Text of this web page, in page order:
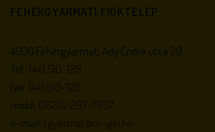
FEHÉRGYARMATI FIÓKTELEP
4900 Fehérgyarmat, Ady Endre utca 20.
Tel.:
fax:
mobil:
e-mail: